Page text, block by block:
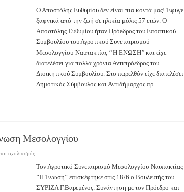
Αποστόλης
Ευθυμίου
δεν
πια
κοντά
μας!
Έφυγε
ξαφνικά
από
ζωή
ηλικία
Ο Αποστόλης Ευθυμίου δεν είναι πια κοντά μας! Έφυγε
ξαφνικά από την ζωή σε ηλικία μόλις 57 ετών. Ο
Αποστόλης Ευθυμίου ήταν Πρόεδρος του Εποπτικού
Συμβουλίου του Αγροτικού Συνεταιρισμού
Μεσολογγίου-Ναυπακτίας ‘’Η ΕΝΩΣΗ’’ και είχε
διατελέσει για πολλά χρόνια Αντιπρόεδρος του
Διοικητικού Συμβουλίου. Στο παρελθόν είχε διατελέσει
Δημοτικός Σύμβουλος και Αντιδήμαρχος πρ. …
Μεσολογγίου
σχολιασμόςστο
Γ.Βαρεμένου
στην
Ένωση
Μεσολογγίου
Τον Αγροτικό Συνεταιρισμό Μεσολογγίου-Ναυπακτίας
”Η Ένωση” επισκέφτηκε στις 18/6 ο Βουλευτής του
ΣΥΡΙΖΑ Γ.Βαρεμένος. Συνάντηση με τον Πρόεδρο και